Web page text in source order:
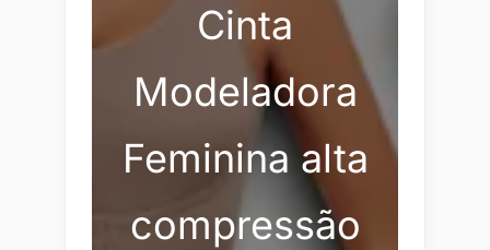
Cinta
Modeladora
Feminina alta
compressão